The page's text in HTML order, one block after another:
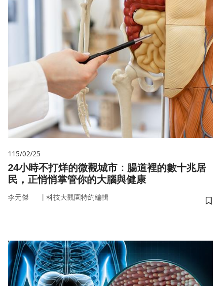
115/02/25
24小時不打烊的微觀城市：腸道裡的數十兆居
民，正悄悄掌管你的大腦與健康
李元傑 ｜ 科技大觀園特約編輯
儲